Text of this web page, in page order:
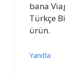
bana
Türkçe
ürün.
Yanıtla